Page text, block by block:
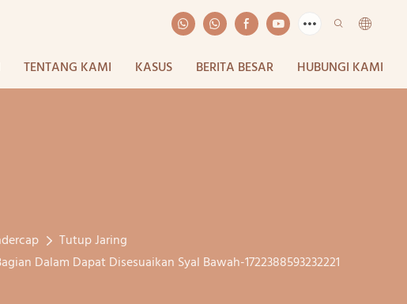
TENTANG KAMI KASUS BERITA BESAR HUBUNGI KAMI
Tutup Jaring
Dalam Dapat Disesuaikan Syal Bawah-1722388593232221